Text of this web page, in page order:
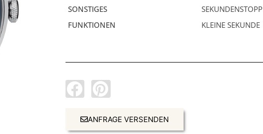
SONSTIGES
SEKUNDENSTOPP
FUNKTIONEN
KLEINE SEKUNDE
ANFRAGE VERSENDEN